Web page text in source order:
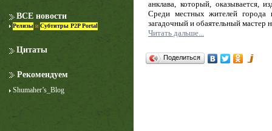
ВСЕ новости
Релизы и Субтитры P2P Portal
Цитаты
Рекомендуем
Shumaher’s_Blog
анклава, который, оказывается,
Среди местных жителей города
загадочный и обаятельный мастер
Читать дальше...
Поделиться